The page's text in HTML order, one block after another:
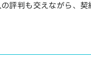
評判も交えながら、契